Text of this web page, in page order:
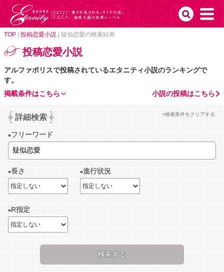
TOP 投稿恋愛小説 疑似恋愛の検索結果
投稿恋愛小説
アルファポリスで投稿されているエタニティ小説のランキングで
す。
小説の投稿はこちら
掲載条件はこちら
詳細検索 ×検索条件をクリアする
フリーワード
長さ 進行状況
R指定